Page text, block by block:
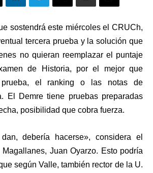
sostendrá este miércoles el CRUCh,
tercera prueba y la solución que
no quieran reemplazar el puntaje
de Historia, por el mejor que
el ranking o las notas de
El Demre tiene pruebas preparadas
posibilidad que cobra fuerza.
debería hacerse», considera el
Juan Oyarzo. Esto podría
según Valle, también rector de la U.